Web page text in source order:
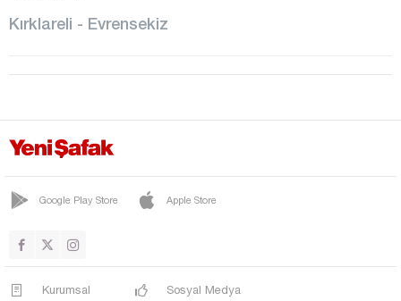
EVRENSEKİZ
İNECE
KAVAKLI
KIYIKÖY
LÜLEBURGAZ
MERKEZ
Kırklareli - Evrensekiz
Google Play Store Apple Store
Kurumsal Sosyal Medya